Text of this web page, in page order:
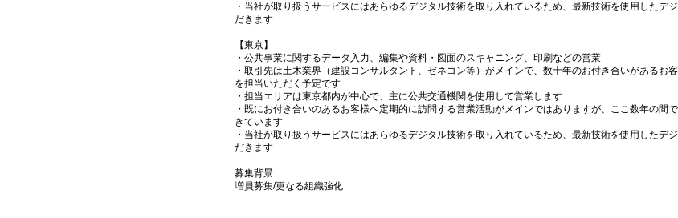
・当社が取り扱うサービスにはあらゆるデジタル技術を取り入れているため、最新技術を使用したデ
だきます
【東京】
・公共事業に関するデータ入力、編集や資料・図面のスキャニング、印刷などの営業
・取引先は土木業界（建設コンサルタント、ゼネコン等）がメインで、数十年のお付き合いがあるお
を担当いただく予定です
・担当エリアは東京都内が中心で、主に公共交通機関を使用して営業します
・既にお付き合いのあるお客様へ定期的に訪問する営業活動がメインではありますが、ここ数年の間
きています
・当社が取り扱うサービスにはあらゆるデジタル技術を取り入れているため、最新技術を使用したデ
だきます
募集背景
増員募集/更なる組織強化